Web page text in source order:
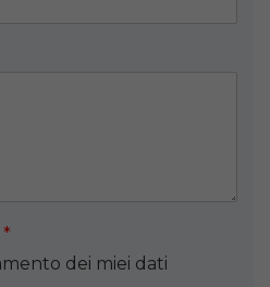
*
dei miei dati